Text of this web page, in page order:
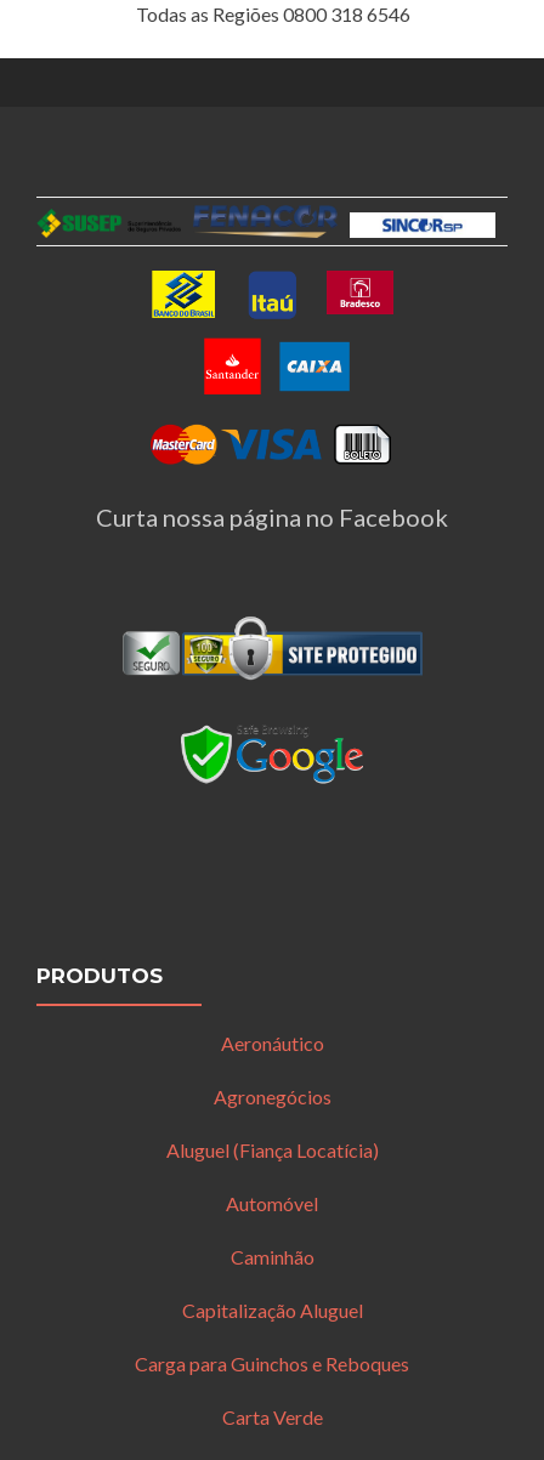
Todas as Regiões 0800 318 6546
Curta nossa página no Facebook
PRODUTOS
Aeronáutico
Agronegócios
Aluguel (Fiança Locatícia)
Automóvel
Caminhão
Capitalização Aluguel
Carga para Guinchos e Reboques
Carta Verde